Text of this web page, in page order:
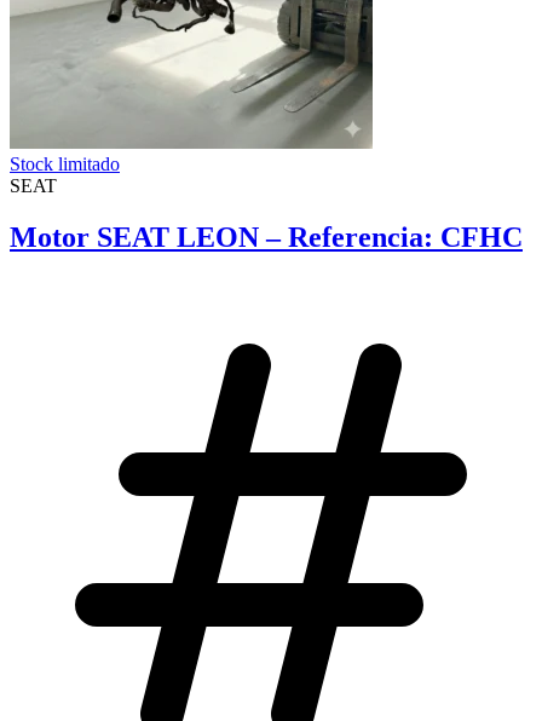
Stock limitado
SEAT
Motor SEAT LEON – Referencia: CFHC